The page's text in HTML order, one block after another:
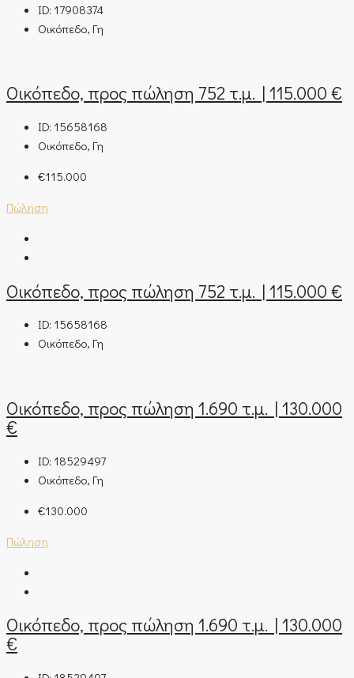
ID: 17908374
Οικόπεδο, Γη
Οικόπεδο, προς πώληση 752 τ.μ. | 115.000 €
ID: 15658168
Οικόπεδο, Γη
€115.000
Πώληση
Οικόπεδο, προς πώληση 752 τ.μ. | 115.000 €
ID: 15658168
Οικόπεδο, Γη
Οικόπεδο, προς πώληση 1.690 τ.μ. | 130.000
€
ID: 18529497
Οικόπεδο, Γη
€130.000
Πώληση
Οικόπεδο, προς πώληση 1.690 τ.μ. | 130.000
€